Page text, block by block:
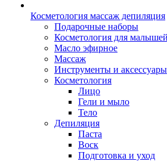
Косметология массаж депиляция
Подарочные наборы
Косметология для малышей
Масло эфирное
Массаж
Инструменты и аксессуары
Косметология
Лицо
Гели и мыло
Тело
Депиляция
Паста
Воск
Подготовка и уход